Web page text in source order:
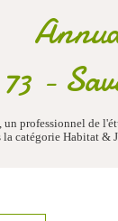
73 -
professionnel de
catégorie Habitat &